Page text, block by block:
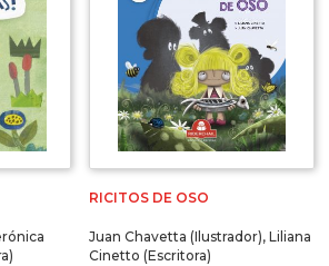
RICITOS DE OSO
Juan Chavetta (Ilustrador), Liliana
Cinetto (Escritora)